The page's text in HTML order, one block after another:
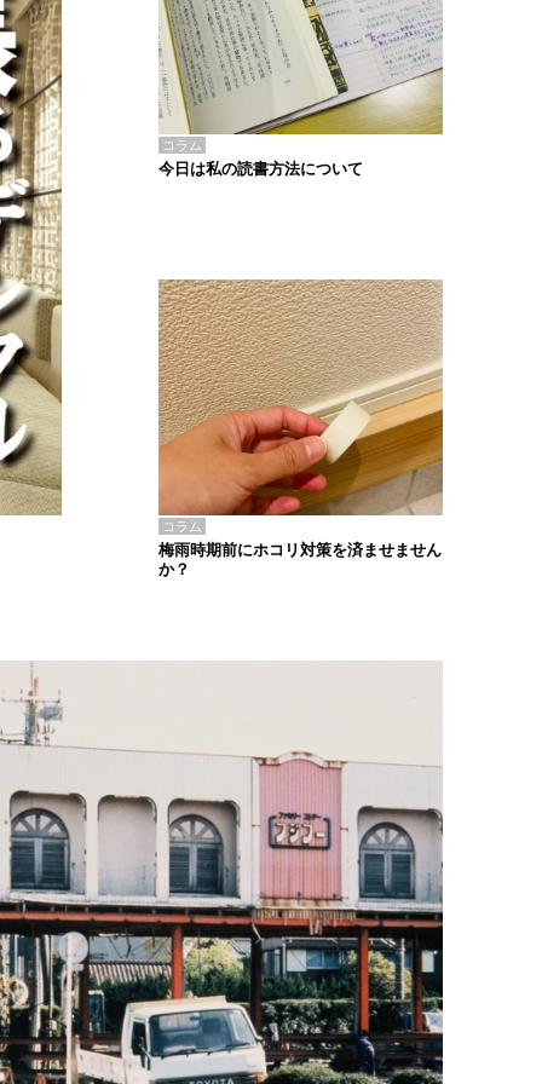
コラム
今日は私の読書方法について
コラム
梅雨時期前にホコリ対策を済ませません
か？